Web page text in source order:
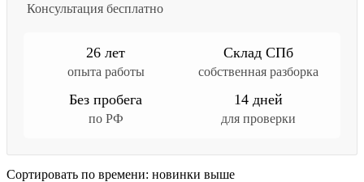
Консультация бесплатно
26 лет
опыта работы
Склад СПб
собственная разборка
Без пробега
по РФ
14 дней
для проверки
Сортировать по времени: новинки выше